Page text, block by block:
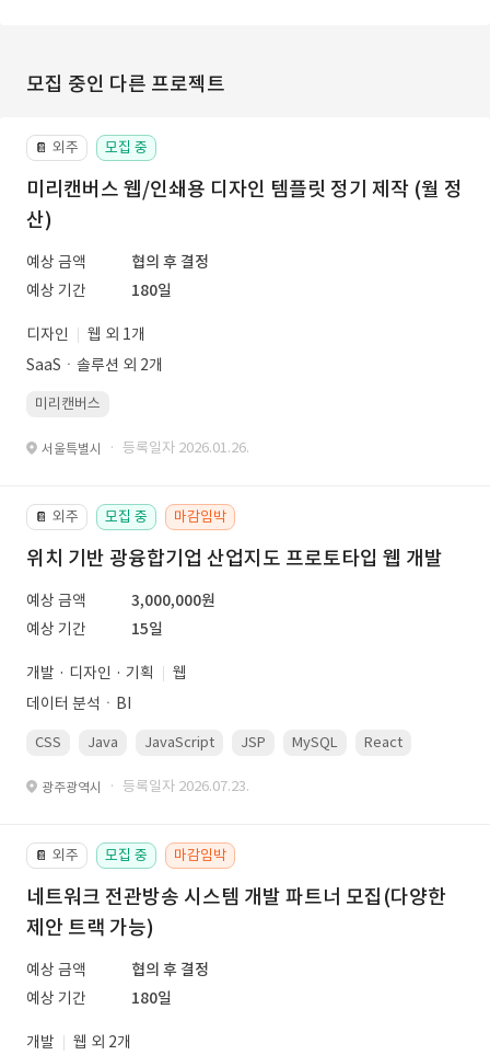
모집 중인 다른 프로젝트
📔 외주 모집 중
미리캔버스 웹/인쇄용 디자인 템플릿 정기 제작 (월 정
산)
예상 금액
협의 후 결정
예상 기간
180일
디자인
웹 외 1개
SaaSㆍ솔루션 외 2개
미리캔버스
서울특별시 · 등록일자 2026.01.26.
📔 외주 모집 중 마감임박
위치 기반 광융합기업 산업지도 프로토타입 웹 개발
예상 금액
3,000,000원
예상 기간
15일
개발 · 디자인 · 기획
웹
데이터 분석ㆍBI
CSS Java JavaScript JSP MySQL React
광주광역시 · 등록일자 2026.07.23.
📔 외주 모집 중 마감임박
네트워크 전관방송 시스템 개발 파트너 모집(다양한
제안 트랙 가능)
예상 금액
협의 후 결정
예상 기간
180일
개발
웹 외 2개